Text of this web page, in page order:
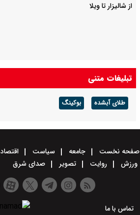
از شالیزار تا ویلا
تبلیغات متنی
طلای آبشده بوکینگ
صفحه نخست جامعه سیاست اقتصاد
ورزش
روایت تصویر صدای شرق
تماس با ما